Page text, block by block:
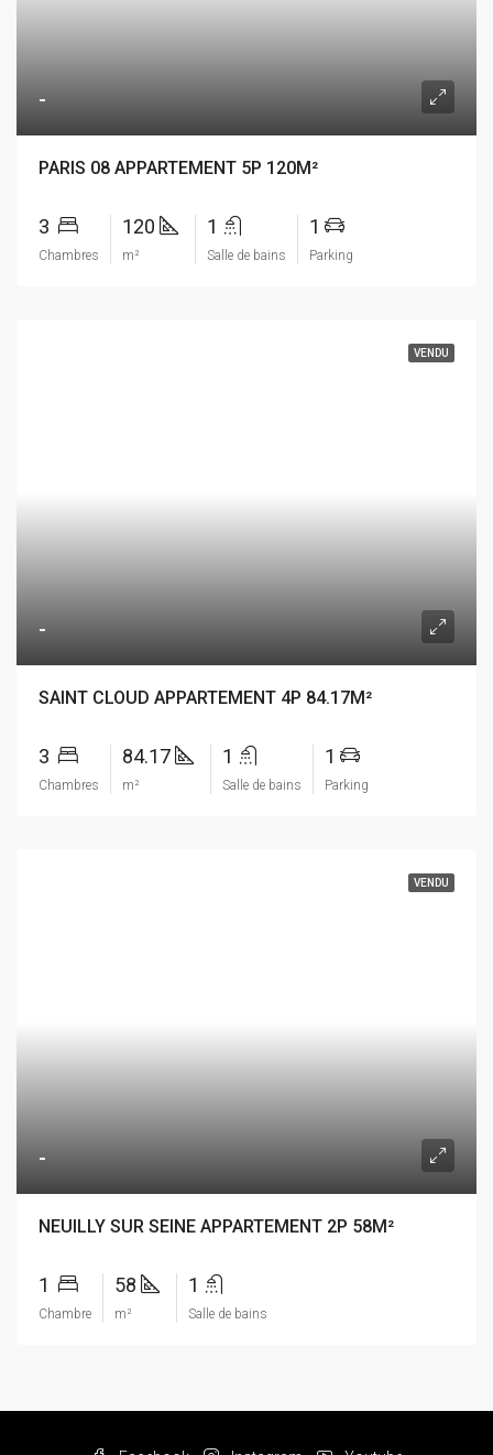
-
PARIS 08 APPARTEMENT 5P 120M²
3
Chambres
120
m²
1
Salle de bains
1
Parking
VENDU
-
SAINT CLOUD APPARTEMENT 4P 84.17M²
3
Chambres
84.17
m²
1
Salle de bains
1
Parking
VENDU
-
NEUILLY SUR SEINE APPARTEMENT 2P 58M²
1
Chambre
58
m²
1
Salle de bains